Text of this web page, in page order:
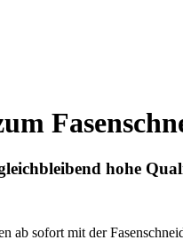
hohe
ab sofort mit der